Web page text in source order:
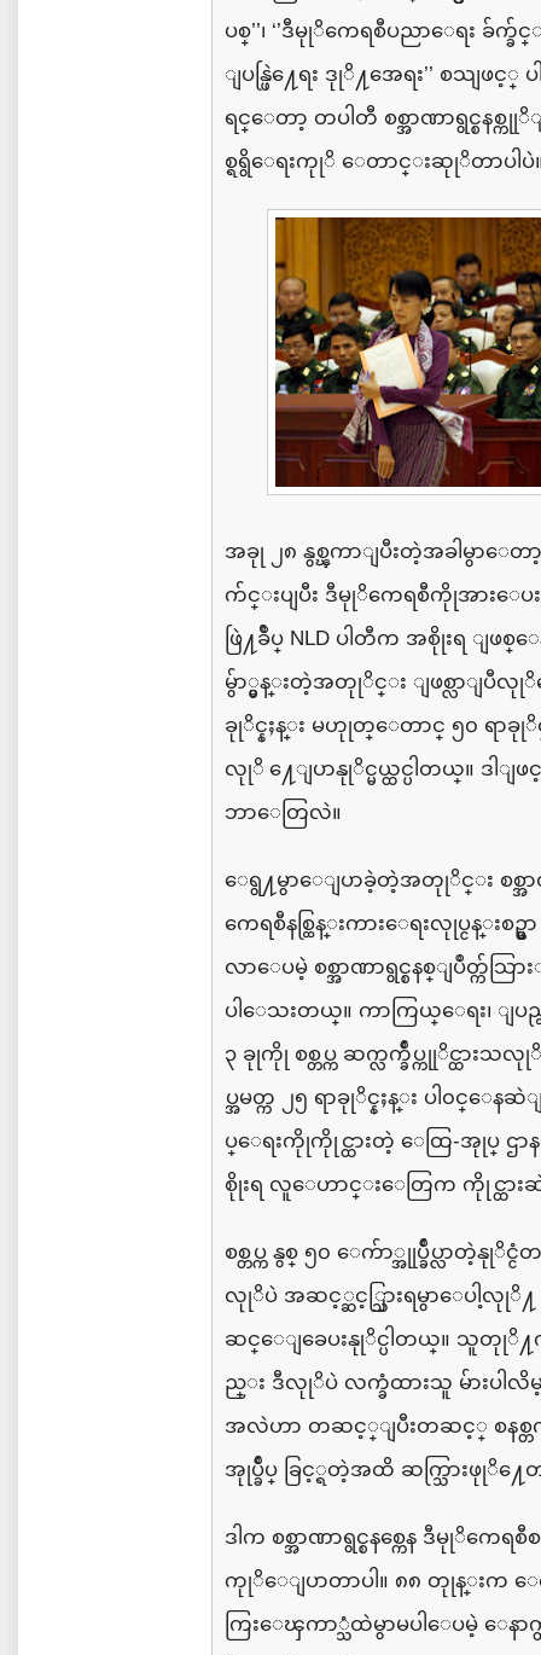
ပစ္’’၊ ‘’ဒီမုုိကေရစီပညာေရး ခ်က္ခ်
ျပန္ဖြဲ႔ေရး ဒုုိ႔အေရး’’ စသျဖင့္
ရင္ေတာ့ တပါတီ စစ္အာဏာရွင္စနစ္ကုုိ
စ္ရရွိေရးကုုိ ေတာင္းဆုုိတာပါပဲ
အခုု ၂၈ နွစ္ၾကာျပီးတဲ့အခါမွာေတာ့
က်င္းပျပီး ဒီမုုိကေရစီကိုုအားေပ
ဖြဲ႔ခ်ဳပ္ NLD ပါတီက အစိုုးရ ျဖစ္ေ
မွ်ာ္မွန္းတဲ့အတုုိင္း ျဖစ္လာျပီ
ခုုိင္နႈန္း မဟုုတ္ေတာင္ ၅၀ ရာခုုိ
လုုိ ႔ေျပာနုုိင္မယ္ထင္ပါတယ္။ ဒါျ
ဘာေတြလဲ။
ေရွ႔မွာေျပာခဲ့တဲ့အတုုိင္း စစ္အ
ကေရစီနစ္ထြန္းကားေရးလုုပ္ငန္းစဥ္မွာ
လာေပမဲ့ စစ္အာဏာရွင္စနစ္ျပဳတ္က်သ
ပါေသးတယ္။ ကာကြယ္ေရး၊ ျ
၃ ခုုကိုု စစ္တပ္က ဆက္လက္ခ်ဳပ္ကုုိင္ထားသလုုိ
ပ္အမတ္က
၂၅ ရာခုုိင္နႈန္း ပါ၀င္ေနဆဲျ
ပ္ေရးကိုုကိုုင္ထားတဲ့ ေထြ-အုုပ္ ဌာန
စိုုးရ လူေဟာင္းေတြက ကိုုင္ထား
စစ္တပ္က နွစ္ ၅၀ ေက်ာ္အုုပ္ခ်ဳပ္လာတဲ့နုုိင္ငံ
လုုိပဲ အဆင့္ဆင့္သြားရမွာေပါ့လုုိ႔
ဆင္ေျခေပးနုုိင္ပါတယ္။ သူတုုိ႔ကိုု
ည္း ဒီလုုိပဲ လက္ခံထားသူ မ်ားပါ
အလဲဟာ တဆင့္ျပီးတဆင့္ စနစ္
အုုပ္ခ်ဳပ္ ခြင့္ရတဲ့အထိ ဆက္သြားဖုုိ႔ေ
ဒါက စစ္အာဏာရွင္စနစ္ကေန ဒီမုုိကေရစီစ
ကုုိေျပာတာပါ။ ၈၈ တုုန္းက ေ
ကြးေၾကာ္သံထဲမွာမပါေပမဲ့ ေနာ